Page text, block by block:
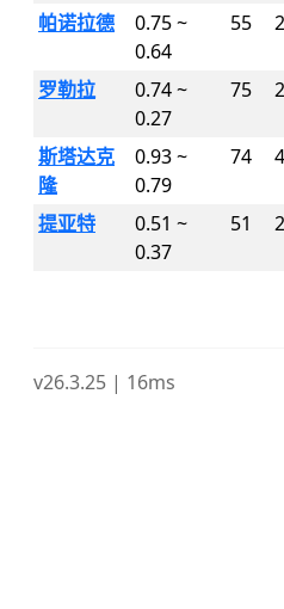
帕诺拉德
0.75 ~
0.64
55
罗勒拉
0.74 ~
0.27
75
斯塔达克
隆
0.93 ~
0.79
74
提亚特
0.51 ~
0.37
51
v26.3.25 | 16ms